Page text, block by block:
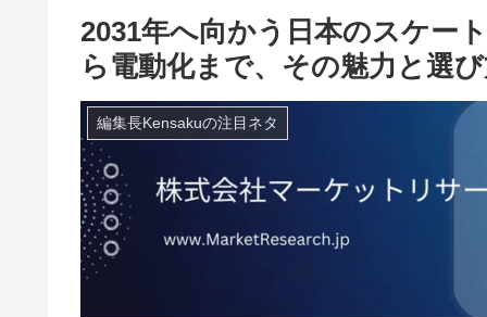
2031年へ向かう日本のスケー
ら電動化まで、その魅力と選
編集長Kensakuの注目ネタ